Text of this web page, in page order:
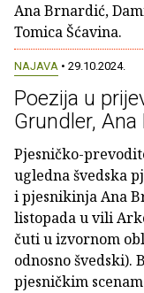
Ana Brnardić,
Tomica Šćavina.
NAJAVA • 29.10.2024.
Poezija u
Grundler,
Pjesničko-
ugledna švedska
i pjesnikinja Ana
listopada u vili
čuti u izvornom
odnosno švedski).
pjesničkim